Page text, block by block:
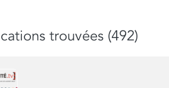
trouvées (492)